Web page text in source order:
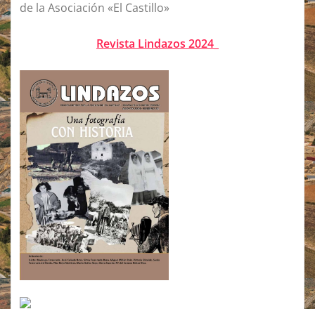
de la Asociación «El Castillo»
Revista Lindazos 2024_